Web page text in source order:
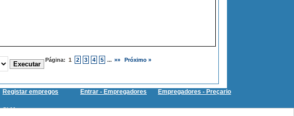
Página: 1 2 3 4 5 ... »» Próximo »
Registar empregos Entrar - Empregadores Empregadores - Preçario
SitMap